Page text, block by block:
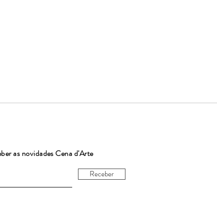
as novidades Cena d'Arte
Receber